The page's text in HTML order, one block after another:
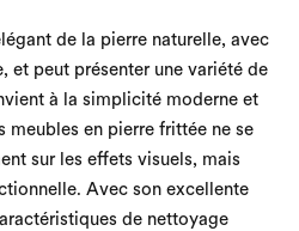
de la pierre naturelle, avec
et peut présenter une variété de
à la simplicité moderne et
meubles en pierre frittée ne se
sur les effets visuels, mais
Avec son excellente
de nettoyage